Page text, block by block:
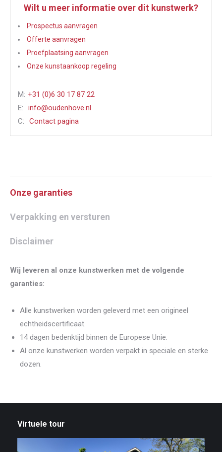
Wilt u meer informatie over dit kunstwerk?
Prospectus aanvragen
Offerte aanvragen
Proefplaatsing aanvragen
Onze kunstaankoop regeling
M: +31 (0)6 30 17 87 22
E:
info@oudenhove.nl
C:
Contact pagina
Onze garanties
Verpakking en versturen
Disclaimer
Wij leveren al onze kunstwerken met de volgende
garanties:
Alle kunstwerken worden geleverd met een origineel
echtheidscertificaat.
14 dagen bedenktijd binnen de Europese Unie.
Al onze kunstwerken worden verpakt in speciale en sterke
dozen.
Virtuele tour